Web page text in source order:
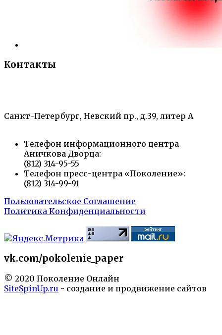
Контакты
Санкт-Петербург, Невский пр., д.39, литер А
Телефон информационного центра
Аничкова Дворца:
(812) 314-95-55
Телефон пресс-центра «Поколение»:
(812) 314-99-91
Пользовательское Соглашение
Политика Конфиденциальности
vk.com/pokolenie_paper
© 2020 Поколение Онлайн
SiteSpinUp.ru - создание и продвижение сайтов